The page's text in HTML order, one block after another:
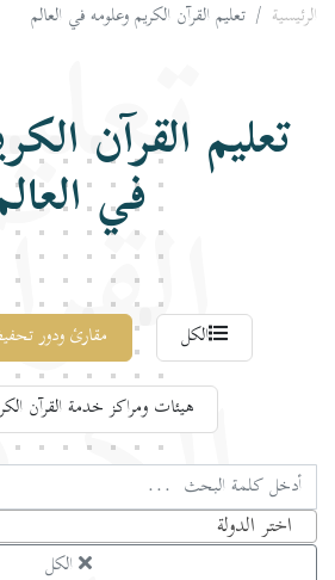
الرئيسية تعليم القرآن الكريم وعلومه في العالم
تعليم القرآن
في
الكل مقارئ ودور
هيئات ومراكز خدمة القرآن
اختر الدولة
الكل